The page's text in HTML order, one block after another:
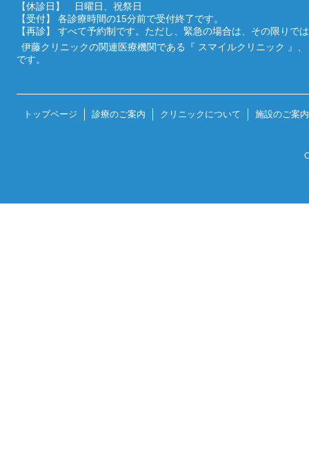
【休診日】 日曜日、祝祭日
【受付】 各診療時間の15分前で受付終了です。
【再診】 すべて予約制です。ただし、緊急の場合は、その限りで
伊藤クリニックの関連医療機関である『 スマイルクリニック 』
です。
トップページ 診療のご案内 クリニックについて 施設のご案内